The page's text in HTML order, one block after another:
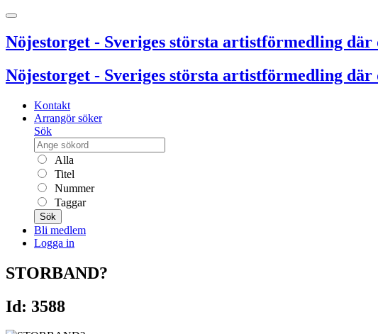
Nöjestorget - Sveriges största artistförmedling
Nöjestorget - Sveriges största artistförmedling
Kontakt
Arrangör söker
Sök
Alla
Titel
Nummer
Taggar
Sök
Bli medlem
Logga in
STORBAND?
Id: 3588